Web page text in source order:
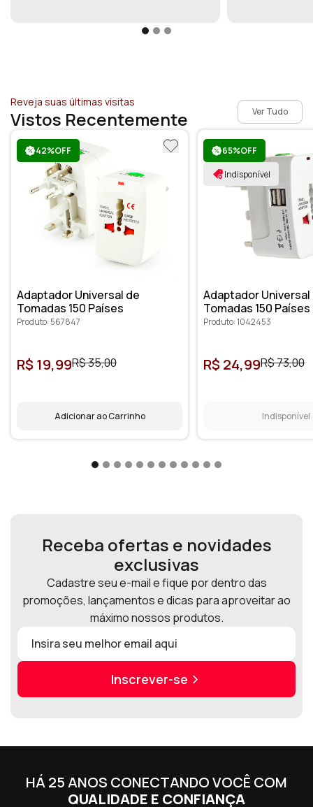
Reveja suas últimas visitas
Vistos Recentemente Ver Tudo
42%OFF
Adaptador Universal de
Tomadas 150 Países
Produto: 567847
R$ 19,99R$ 35,00
Adicionar ao Carrinho
65%OFF
Indisponível
Adaptador Universal
Tomadas 150 Países
Produto: 1042453
R$ 24,99R$ 73,00
Indisponível
Receba ofertas e novidades
exclusivas
Cadastre seu e-mail e fique por dentro das
promoções, lançamentos e dicas para aproveitar ao
máximo nossos produtos.
Inscrever-se
HÁ 25 ANOS CONECTANDO VOCÊ COM
QUALIDADE E CONFIANÇA